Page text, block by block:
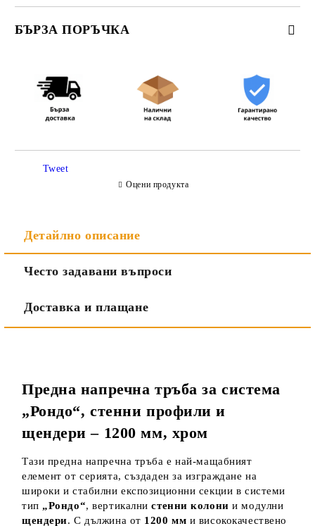
БЪРЗА ПОРЪЧКА
Tweet
Оцени продукта
Детайлно описание
Често задавани въпроси
Доставка и плащане
Предна напречна тръба за система
„Рондо“, стенни профили и
щендери – 1200 мм, хром
Тази предна напречна тръба е най-мащабният
елемент от серията, създаден за изграждане на
широки и стабилни експозиционни секции в системи
тип „Рондо“, вертикалнистенни колони и модулни
щендери. С дължина от 1200 мм и висококачествено